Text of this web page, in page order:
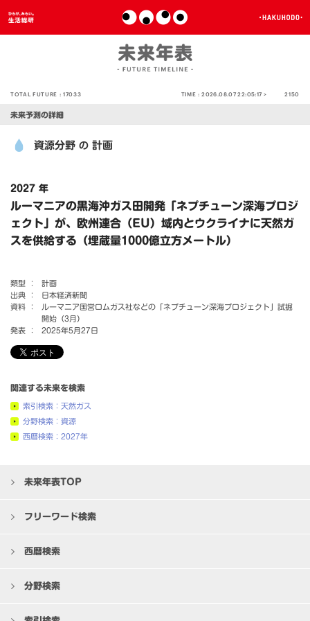
TOTAL FUTURE :17033 TIME :2026.08.07 22:05:17 > 2150
未来予測の詳細
資源分野 の 計画
2027 年
ルーマニアの黒海沖ガス田開発「ネプチューン深海プロジ
ェクト」が、欧州連合（EU）域内とウクライナに天然ガ
スを供給する（埋蔵量1000億立方メートル）
類型 ：
計画
出典 ：
日本経済新聞
資料 ：
ルーマニア国営ロムガス社などの「ネプチューン深海プロジェクト」試掘
開始（3月）
発表 ：
2025年5月27日
関連する未来を検索
索引検索：天然ガス
分野検索：資源
西暦検索：2027年
未来年表TOP
フリーワード検索
西暦検索
分野検索